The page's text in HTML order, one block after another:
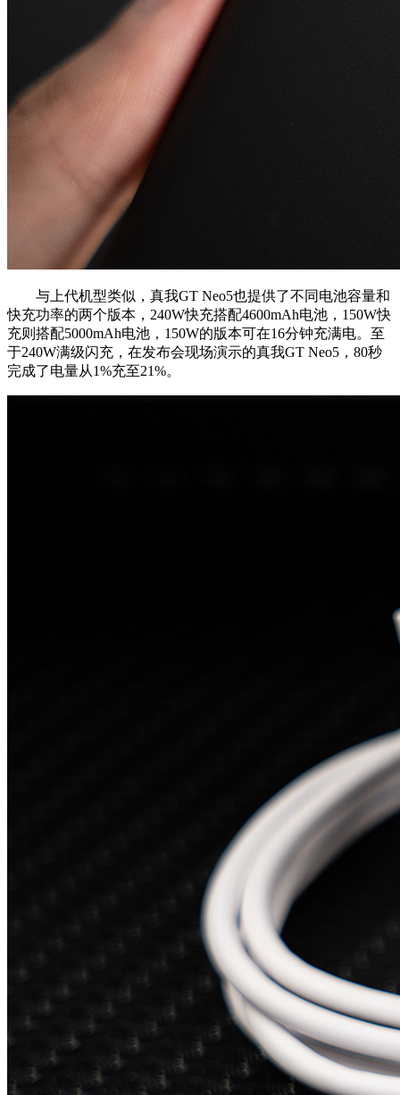
与上代机型类似，真我GT Neo5也提供了不同电池容量和
快充功率的两个版本，240W快充搭配4600mAh电池，150W快
充则搭配5000mAh电池，150W的版本可在16分钟充满电。至
于240W满级闪充，在发布会现场演示的真我GT Neo5，80秒
完成了电量从1%充至21%。